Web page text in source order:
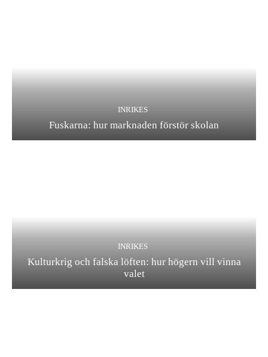
INRIKES
Fuskarna: hur marknaden förstör skolan
INRIKES
Kulturkrig och falska löften: hur högern vill vinna
valet